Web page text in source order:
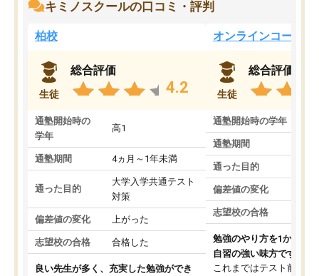
キミノスクールの口コミ・評判
柏校
生徒
総合評価
4.2
通塾開始時の
学年
高1
通塾期間 4ヵ月～1年未満
通った目的
大学入学共通テスト
対策
偏差値の変化 上がった
志望校の合格 合格した
良い先生が多く、充実した勉強ができ
オンラインコース
生徒
総合評価
通塾開始時の学年
通塾期間
通った目的
偏差値の変化
志望校の合格
勉強のやり方を1から教
自習の強い味方です。
これまではテスト前に何